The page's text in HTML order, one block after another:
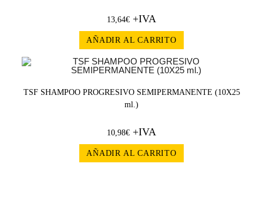
13,64€ +IVA
AÑADIR AL CARRITO
TSF SHAMPOO PROGRESIVO SEMIPERMANENTE (10X25
ml.)
10,98€ +IVA
AÑADIR AL CARRITO